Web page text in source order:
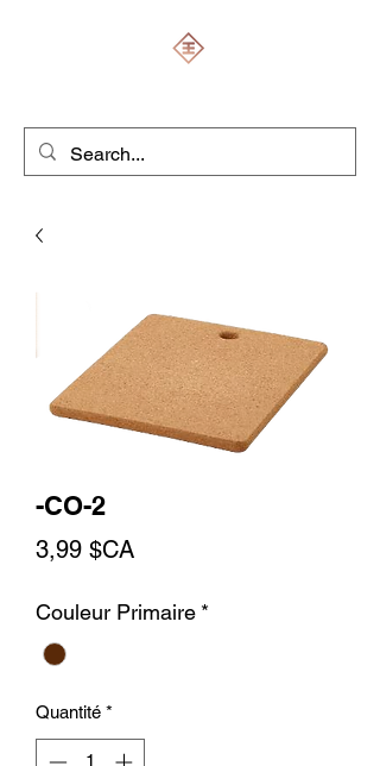
-CO-2
3,99 $CAPrix
Couleur Primaire *
Quantité *